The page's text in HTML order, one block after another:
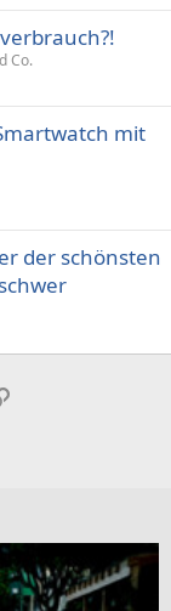
Co.
mit
der schönsten
Link